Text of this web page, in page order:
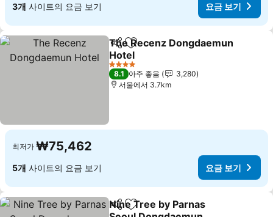
3개 사이트의 요금 보기 요금 보기
공유 즐겨찾기에 추가
The Recenz Dongdaemun
Hotel
요금 보기
4 성급
8.1 아주 좋음
3,280
서울에서 3.7km
최저가 ₩75,462
5개 사이트의 요금 보기 요금 보기
공유 즐겨찾기에 추가
Nine Tree by Parnas